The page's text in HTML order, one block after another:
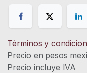
Términos y
Precio en pesos
Precio